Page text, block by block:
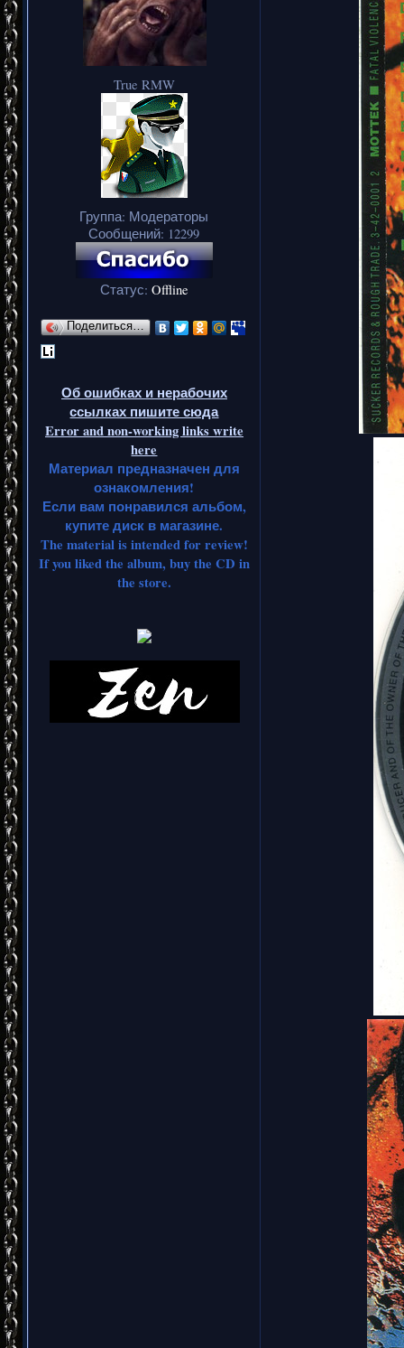
True RMW
Группа: Модераторы
Сообщений: 12299
Статус: Offline
Поделиться…
Об ошибках и нерабочих
ссылках пишите сюда
Error and non-working links write
here
Материал предназначен для
ознакомления!
Если вам понравился альбом,
купите диск в магазине.
The material is intended for review!
If you liked the album, buy the CD in
the store.